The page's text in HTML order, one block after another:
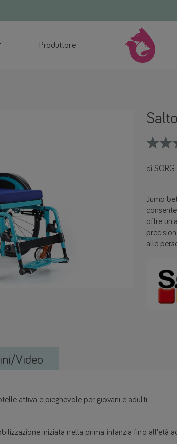
Produttore
di SORG
Jump
offre
alle
Video
attiva e pieghevole per giovani e adulti.
iniziata nella prima infanzia fino all'età